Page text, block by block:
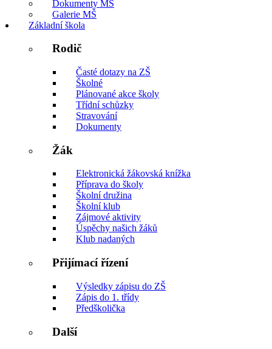
Dokumenty MŠ
Galerie MŠ
Základní škola
Rodič
Časté dotazy na ZŠ
Školné
Plánované akce školy
Třídní schůzky
Stravování
Dokumenty
Žák
Elektronická žákovská knížka
Příprava do školy
Školní družina
Školní klub
Zájmové aktivity
Úspěchy našich žáků
Klub nadaných
Přijímací řízení
Výsledky zápisu do ZŠ
Zápis do 1. třídy
Předškolička
Další